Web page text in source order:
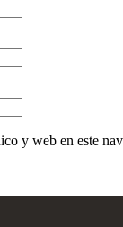
y web en este